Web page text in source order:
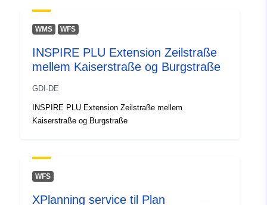
48.7562298 ], [ 9.9861757,
48.7562298 ], [ 9.9861757,
48.7562298 ] ]
Svarer til:
WMS WFS
INSPIRE PLU Extension Zeilstraße
mellem Kaiserstraße og Burgstraße
GDI-DE
INSPIRE PLU Extension Zeilstraße mellem
Kaiserstraße og Burgstraße
WFS
XPlanning service til Plan